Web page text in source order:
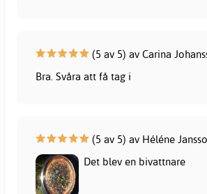
(5 av 5) av Carina
Bra. Svåra att få tag i
(5 av 5) av Héléne
Det blev en bivattnare